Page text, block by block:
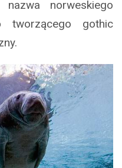
norweskiego
tworzącego gothic